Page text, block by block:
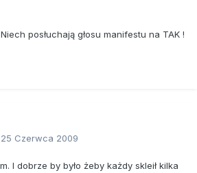
posłuchają głosu manifestu na TAK !
25 Czerwca 2009
I dobrze by było żeby każdy skleił kilka